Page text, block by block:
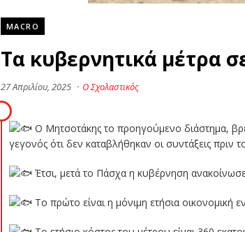
MACRO
Τα κυβερνητικά μέτρα
27 Απριλίου, 2025 · Ο Σχολαστικός
Ο Μητσοτάκης το προηγούμενο διάστημα,
γεγονός ότι δεν καταβλήθηκαν οι συντάξεις
Έτσι, μετά το Πάσχα η κυβέρνηση
Το πρώτο είναι η μόνιμη ετήσια οικονομική